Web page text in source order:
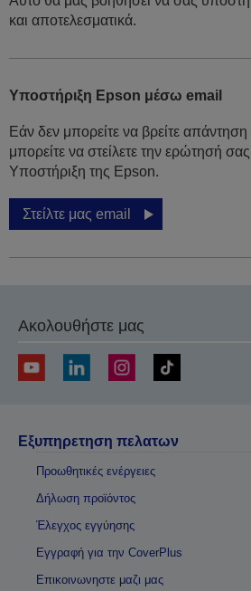
και αποτελεσματικά.
Υποστήριξη Epson μέσω email
Εάν δεν μπορείτε να βρείτε
μπορείτε να στείλετε την ερώτησή
Υποστήριξη της Epson.
Στείλτε μας email
Ακολουθήστε μας
Εξυπηρετηση πελατων
Προωθητικές ενέργειες
Δήλωση προϊόντος
Έλεγχος εγγύησης
Εγγραφή για την CoverPlus
Επικοινωνηστε μαζι μας